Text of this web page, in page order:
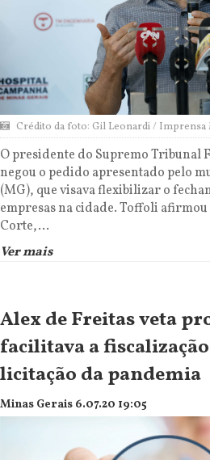
Crédito da foto: Gil Leonardi / Imprensa
O presidente do Supremo Tribunal
negou o pedido apresentado pelo
(MG), que visava flexibilizar o
empresas na cidade. Toffoli
Corte,...
Ver mais
Alex de Freitas veta
facilitava a
licitação da pandemia
Minas Gerais 6.07.20 19:05